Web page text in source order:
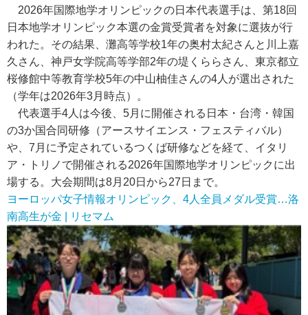
2026年国際地学オリンピックの日本代表選手は、第18回
日本地学オリンピック本選の金賞受賞者を対象に選抜が行
われた。その結果、灘高等学校1年の奥村太紀さんと川上嘉
久さん、神戸女学院高等学部2年の堤くららさん、東京都立
桜修館中等教育学校5年の中山柚佳さんの4人が選出された
（学年は2026年3月時点）。
代表選手4人は今後、5月に開催される日本・台湾・韓国
の3か国合同研修（アースサイエンス・フェスティバル）
や、7月に予定されているつくば研修などを経て、イタリ
ア・トリノで開催される2026年国際地学オリンピックに出
場する。大会期間は8月20日から27日まで。
ヨーロッパ女子情報オリンピック、4人全員メダル受賞…洛
南高生が金 | リセマム